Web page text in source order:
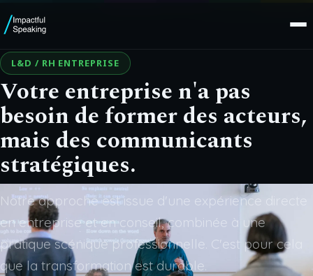
L&D / RH ENTREPRISE
Votre entreprise n'a pas
besoin de former des acteurs,
mais des communicants
stratégiques.
Notre approche est issue d'une expérience directe
en entreprise et en conseil, combinée à une
pratique scénique professionnelle. C'est pour cela
que la transformation est durable.